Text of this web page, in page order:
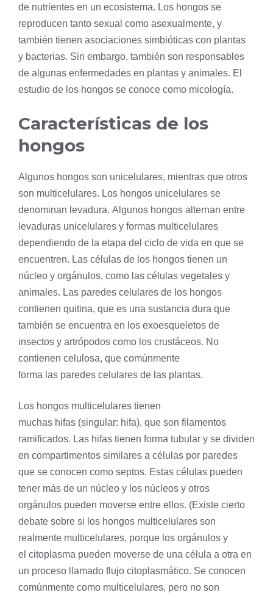
de nutrientes en un ecosistema. Los hongos se
reproducen tanto sexual como asexualmente, y
también tienen asociaciones simbióticas con plantas
y bacterias. Sin embargo, también son responsables
de algunas enfermedades en plantas y animales. El
estudio de los hongos se conoce como micología.
Características de los
hongos
Algunos hongos son unicelulares, mientras que otros
son multicelulares. Los hongos unicelulares se
denominan levadura. Algunos hongos alternan entre
levaduras unicelulares y formas multicelulares
dependiendo de la etapa del ciclo de vida en que se
encuentren. Las células de los hongos tienen un
núcleo y orgánulos, como las células vegetales y
animales. Las paredes celulares de los hongos
contienen quitina, que es una sustancia dura que
también se encuentra en los exoesqueletos de
insectos y artrópodos como los crustáceos. No
contienen celulosa, que comúnmente
forma las paredes celulares de las plantas.
Los hongos multicelulares tienen
muchas hifas (singular: hifa), que son filamentos
ramificados. Las hifas tienen forma tubular y se dividen
en compartimentos similares a células por paredes
que se conocen como septos. Estas células pueden
tener más de un núcleo y los núcleos y otros
orgánulos pueden moverse entre ellos. (Existe cierto
debate sobre si los hongos multicelulares son
realmente multicelulares, porque los orgánulos y
el citoplasma pueden moverse de una célula a otra en
un proceso llamado flujo citoplasmático. Se conocen
comúnmente como multicelulares, pero no son